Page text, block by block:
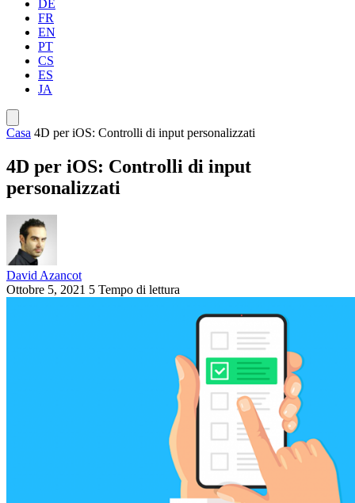
DE
FR
EN
PT
CS
ES
JA
Casa 4D per iOS: Controlli di input personalizzati
4D per iOS: Controlli di input
personalizzati
David Azancot
Ottobre 5, 2021 5 Tempo di lettura